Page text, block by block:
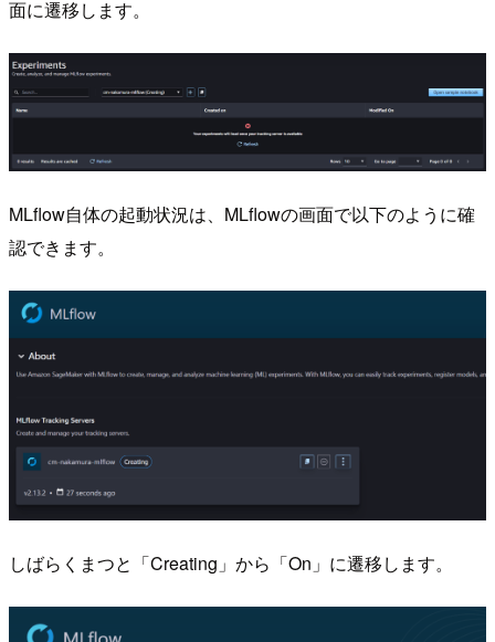
面に遷移します。
MLflow自体の起動状況は、MLflowの画面で以下のように確
認できます。
しばらくまつと「Creating」から「On」に遷移します。